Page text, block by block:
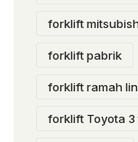
forklift
forklift pabrik
forklift ramah
forklift Toyota 3